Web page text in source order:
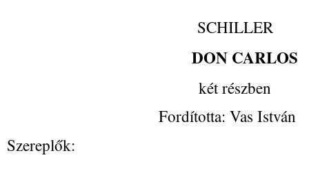
SCHILLER
DON CARLOS
két részben
Fordította: Vas István
Szereplők: